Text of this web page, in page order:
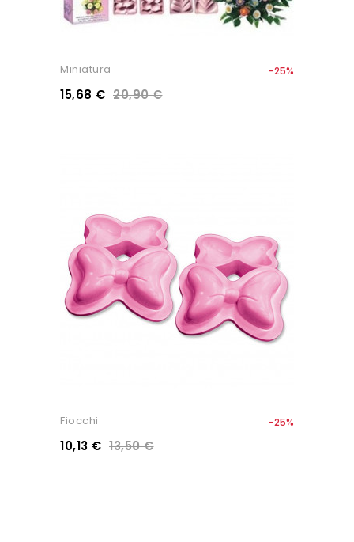
Miniatura -25%
15,68 € 20,90 €
Fiocchi -25%
10,13 € 13,50 €